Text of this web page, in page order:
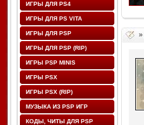
ИГРЫ ДЛЯ PS4
ИГРЫ ДЛЯ PS VITA
ИГРЫ ДЛЯ PSP
ИГРЫ ДЛЯ PSP (RIP)
ИГРЫ PSP MINIS
ИГРЫ PSX
ИГРЫ PSX (RIP)
МУЗЫКА ИЗ PSP ИГР
КОДЫ, ЧИТЫ ДЛЯ PSP
»